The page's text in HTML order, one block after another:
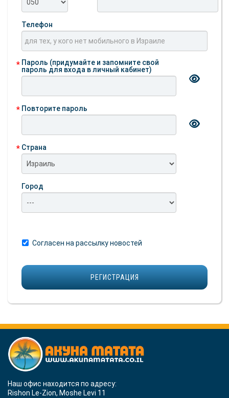
Телефон
Пароль (придумайте и запомните свой
пароль для входа в личный кабинет)
Повторите пароль
Страна
Город
Согласен на рассылку новостей
Наш офис находится по адресу:
Rishon Le-Zion, Moshe Levi 11